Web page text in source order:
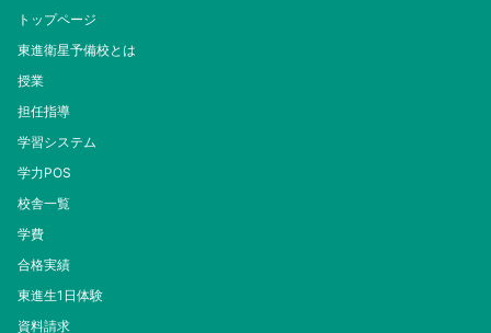
トップページ
東進衛星予備校とは
授業
担任指導
学習システム
学力POS
校舎一覧
学費
合格実績
東進生1日体験
資料請求